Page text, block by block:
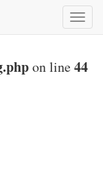
on line44
Toggle